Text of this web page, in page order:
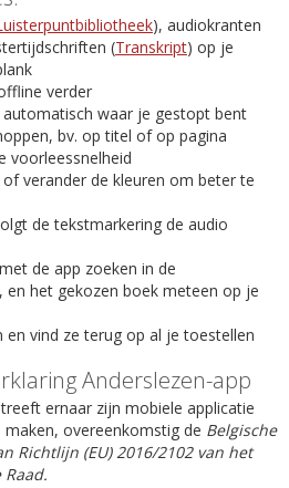
), audiokranten
(Transkript) op je
verder
waar je gestopt bent
bv. op titel of op pagina
voorleessnelheid
verander de kleuren om beter te
de tekstmarkering de audio
de app zoeken in de
en het gekozen boek meteen op je
en vind ze terug op al je toestellen
Anderslezen-app
ernaar zijn mobiele applicatie
overeenkomstig de Belgische
Richtlijn (EU) 2016/2102 van het